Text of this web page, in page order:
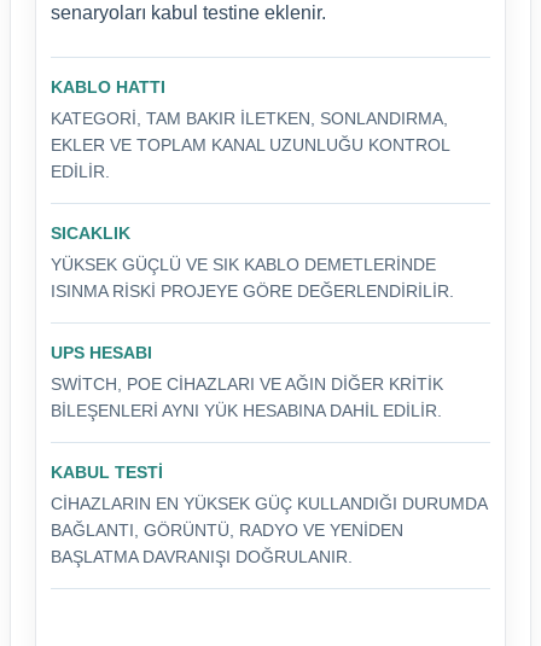
senaryoları kabul testine eklenir.
KABLO HATTI
KATEGORI, TAM BAKIR ILETKEN, SONLANDIRMA,
EKLER VE TOPLAM KANAL UZUNLUĞU KONTROL
EDILIR.
SICAKLIK
YÜKSEK GÜÇLÜ VE SIK KABLO DEMETLERINDE
ISINMA RISKI PROJEYE GÖRE DEĞERLENDIRILIR.
UPS HESABI
SWITCH, POE CIHAZLARI VE AĞIN DIĞER KRITIK
BILEŞENLERI AYNI YÜK HESABINA DAHIL EDILIR.
KABUL TESTI
CIHAZLARIN EN YÜKSEK GÜÇ KULLANDIĞI DURUMDA
BAĞLANTI, GÖRÜNTÜ, RADYO VE YENIDEN
BAŞLATMA DAVRANIŞI DOĞRULANIR.